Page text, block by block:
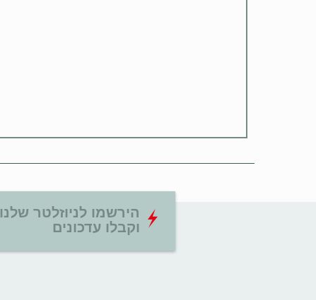
הירשמו לניוזלטר שלנו
וקבלו עדכונים